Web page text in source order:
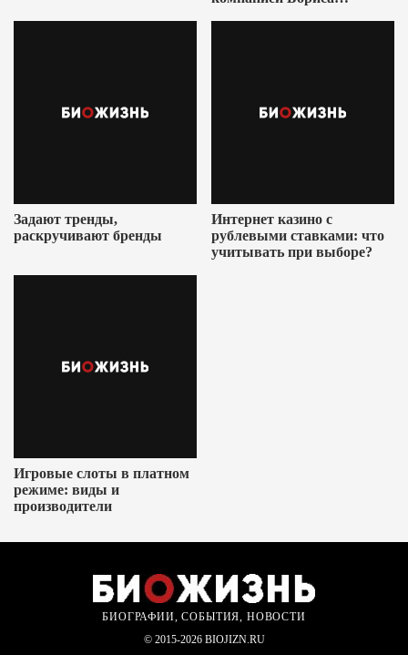
Задают тренды,
раскручивают бренды
Интернет казино с
рублевыми ставками: что
учитывать при выборе?
Игровые слоты в платном
режиме: виды и
производители
БИОГРАФИИ, СОБЫТИЯ, НОВОСТИ
© 2015-2026 BIOJIZN.RU